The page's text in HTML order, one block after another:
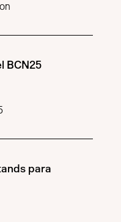
BCN25
para